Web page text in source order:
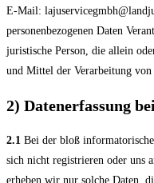
E-Mail:
personenbezogenen Daten
juristische Person, die allein
und Mittel der Verarbeitung von
2) Datenerfassung
2.1 Bei der bloß
sich nicht registrieren oder uns
erheben wir nur solche Daten,